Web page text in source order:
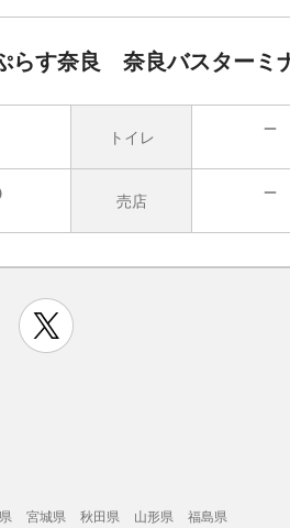
らす奈良 奈良バスターミ
トイレ
売店
宮城県 秋田県 山形県
福島県